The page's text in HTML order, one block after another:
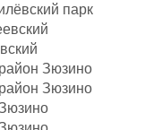
парк
Зюзино
Зюзино